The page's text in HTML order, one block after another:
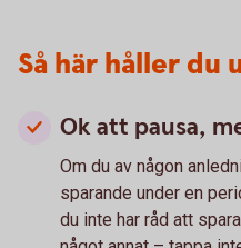
Så här håller du
Ok att pausa,
Om du av någon
sparande under en
du inte har råd att